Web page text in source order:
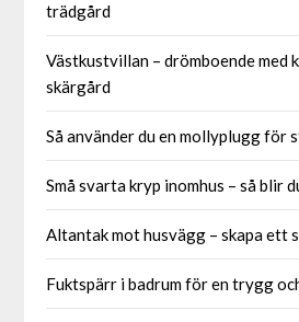
trädgård
Västkustvillan – drömboende med
skärgård
Så använder du en mollyplugg för
Små svarta kryp inomhus – så blir
Altantak mot husvägg – skapa ett
Fuktspärr i badrum för en trygg